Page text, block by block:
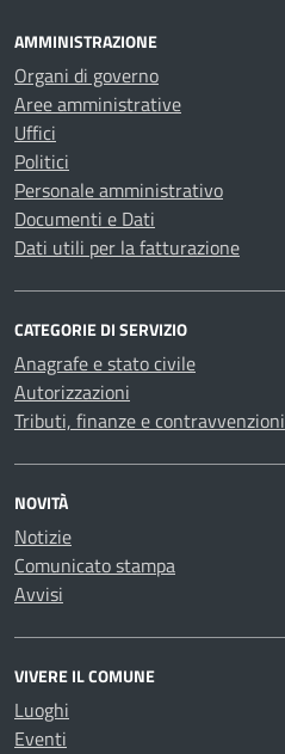
AMMINISTRAZIONE
Organi di governo
Aree amministrative
Uffici
Politici
Personale amministrativo
Documenti e Dati
Dati utili per la fatturazione
CATEGORIE DI SERVIZIO
Anagrafe e stato civile
Autorizzazioni
Tributi, finanze e contravvenzioni
NOVITÀ
Notizie
Comunicato stampa
Avvisi
VIVERE IL COMUNE
Luoghi
Eventi